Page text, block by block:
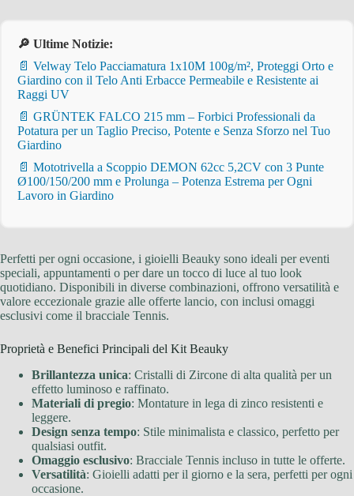
🔎 Ultime Notizie:
📄 Velway Telo Pacciamatura 1x10M 100g/m², Proteggi Orto e
Giardino con il Telo Anti Erbacce Permeabile e Resistente ai
Raggi UV
📄 GRÜNTEK FALCO 215 mm – Forbici Professionali da
Potatura per un Taglio Preciso, Potente e Senza Sforzo nel Tuo
Giardino
📄 Mototrivella a Scoppio DEMON 62cc 5,2CV con 3 Punte
Ø100/150/200 mm e Prolunga – Potenza Estrema per Ogni
Lavoro in Giardino
Perfetti per ogni occasione, i gioielli Beauky sono ideali per eventi
speciali, appuntamenti o per dare un tocco di luce al tuo look
quotidiano. Disponibili in diverse combinazioni, offrono versatilità e
valore eccezionale grazie alle offerte lancio, con inclusi omaggi
esclusivi come il bracciale Tennis.
Proprietà e Benefici Principali del Kit Beauky
Brillantezza unica: Cristalli di Zircone di alta qualità per un
effetto luminoso e raffinato.
Materiali di pregio: Montature in lega di zinco resistenti e
leggere.
Design senza tempo: Stile minimalista e classico, perfetto per
qualsiasi outfit.
Omaggio esclusivo: Bracciale Tennis incluso in tutte le offerte.
Versatilità: Gioielli adatti per il giorno e la sera, perfetti per ogni
occasione.